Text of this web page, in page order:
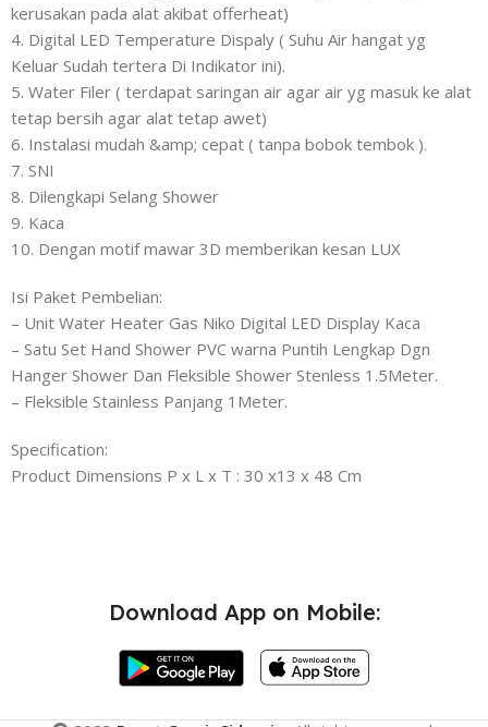
kerusakan pada alat akibat offerheat)
4. Digital LED Temperature Dispaly ( Suhu Air hangat yg
Keluar Sudah tertera Di Indikator ini).
5. Water Filer ( terdapat saringan air agar air yg masuk ke alat
tetap bersih agar alat tetap awet)
6. Instalasi mudah &amp; cepat ( tanpa bobok tembok ).
7. SNI
8. Dilengkapi Selang Shower
9. Kaca
10. Dengan motif mawar 3D memberikan kesan LUX
Isi Paket Pembelian:
– Unit Water Heater Gas Niko Digital LED Display Kaca
– Satu Set Hand Shower PVC warna Puntih Lengkap Dgn
Hanger Shower Dan Fleksible Shower Stenless 1.5Meter.
– Fleksible Stainless Panjang 1Meter.
Specification:
Product Dimensions P x L x T : 30 x13 x 48 Cm
Download App on Mobile: